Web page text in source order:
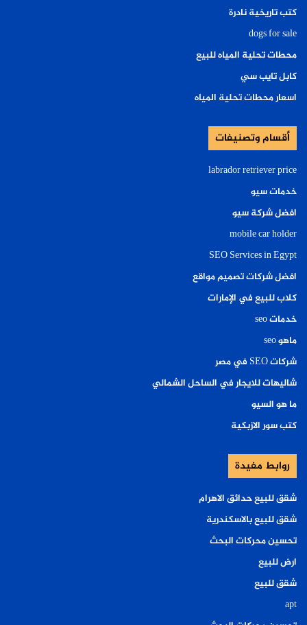
كتب تاريخية نادرة
dogs for sale
محطات تحلية المياه للبيع
كابل تايب سي
اسعار محطات تحلية المياه
أقسام وتصنيفات
labrador retriever price
خدمات سيو
افضل شركة سيو
mobile car holder
SEO Services in Egypt
افضل شركات تصميم مواقع
كلاب للبيع في الإمارات
خدمات seo
ماهو seo
شركات SEO في مصر
شاليهات للايجار في الساحل الشمالي
ما هو السيو
كتب سور الازبكية
روابط مفيدة
شقق للبيع حدائق الاهرام
شقق للبيع بالاسكندرية
تحسين محركات البحث
ارض للبيع
شقق للبيع
apt